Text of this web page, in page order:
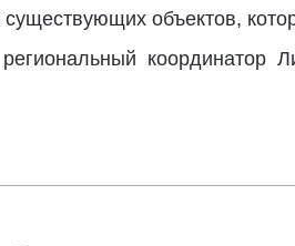
объектов,
координатор